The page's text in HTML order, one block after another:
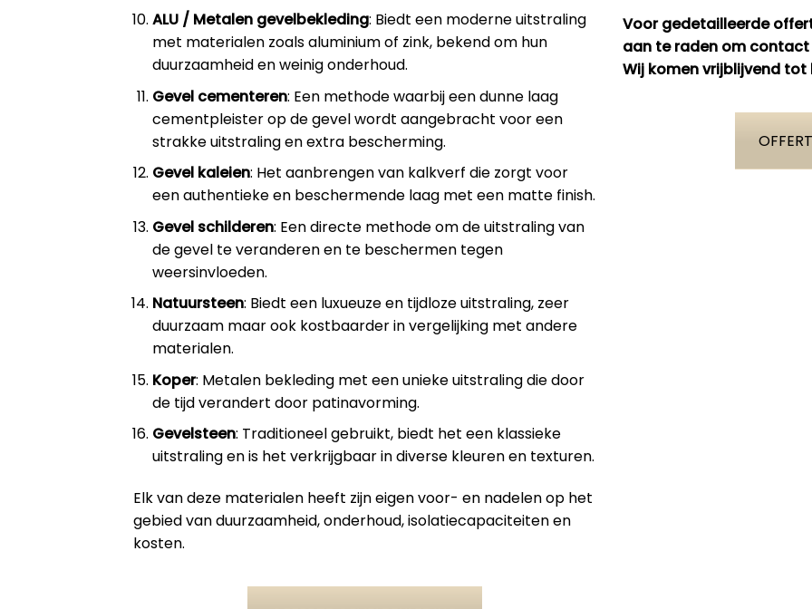
ALU / Metalen gevelbekleding: Biedt een moderne uitstraling
met materialen zoals aluminium of zink, bekend om hun
duurzaamheid en weinig onderhoud.
Gevel cementeren: Een methode waarbij een dunne laag
cementpleister op de gevel wordt aangebracht voor een
strakke uitstraling en extra bescherming.
Gevel kaleien: Het aanbrengen van kalkverf die zorgt voor
een authentieke en beschermende laag met een matte finish.
Gevel schilderen: Een directe methode om de uitstraling van
de gevel te veranderen en te beschermen tegen
weersinvloeden.
Natuursteen: Biedt een luxueuze en tijdloze uitstraling, zeer
duurzaam maar ook kostbaarder in vergelijking met andere
materialen.
Koper: Metalen bekleding met een unieke uitstraling die door
de tijd verandert door patinavorming.
Gevelsteen: Traditioneel gebruikt, biedt het een klassieke
uitstraling en is het verkrijgbaar in diverse kleuren en texturen.
Elk van deze materialen heeft zijn eigen voor- en nadelen op het
gebied van duurzaamheid, onderhoud, isolatiecapaciteiten en
kosten.
Voor gedetailleerde
aan te raden om
Wij komen vrijblijvend tot